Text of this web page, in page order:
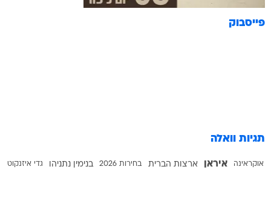
פייסבוק
תגיות וואלה
אוקראינה איראן ארצות הברית בחירות 2026 בנימין נתניהו גדי איזנקוט